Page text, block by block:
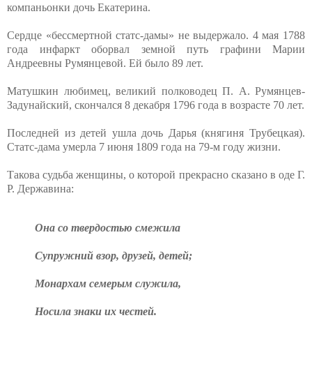
компаньонки дочь Екатерина.
Сердце «бессмертной статс-дамы» не выдержало. 4 мая 1788
года инфаркт оборвал земной путь графини Марии
Андреевны Румянцевой. Ей было 89 лет.
Матушкин любимец, великий полководец П. А. Румянцев-
Задунайский, скончался 8 декабря 1796 года в возрасте 70 лет.
Последней из детей ушла дочь Дарья (княгиня Трубецкая).
Статс-дама умерла 7 июня 1809 года на 79-м году жизни.
Такова судьба женщины, о которой прекрасно сказано в оде Г.
Р. Державина:
Она со твердостью смежила
Супружний взор, друзей, детей;
Монархам семерым служила,
Носила знаки их честей.